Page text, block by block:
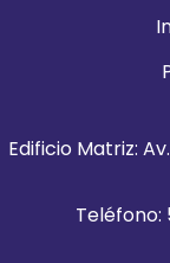
Edificio Matriz:
Teléfono: